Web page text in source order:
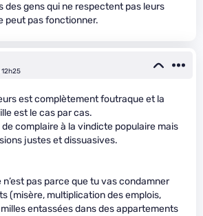
des gens qui ne respectent pas leurs
peut pas fonctionner.
est complètement foutraque et la
est le cas par cas.
de complaire à la vindicte populaire mais
justes et dissuasives.
n’est pas parce que tu vas condamner
(misère, multiplication des emplois,
entassées dans des appartements